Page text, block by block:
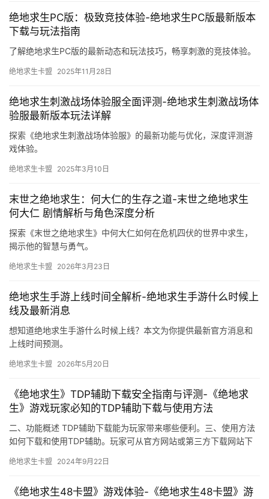
绝地求生PC版：极致竞技体验-绝地求生PC版最新版本
下载与玩法指南
了解绝地求生PC版的最新动态和玩法技巧，畅享刺激的竞技体验。
绝地求生卡盟 2025年11月28日
绝地求生刺激战场体验服全面评测-绝地求生刺激战场体
验服最新版本玩法详解
探索《绝地求生刺激战场体验服》的最新功能与优化，深度评测游
戏体验。
绝地求生卡盟 2025年3月10日
末世之绝地求生：何大仁的生存之道-末世之绝地求生
何大仁 剧情解析与角色深度分析
探索《末世之绝地求生》中何大仁如何在危机四伏的世界中求生，
揭示他的智慧与勇气。
绝地求生卡盟 2026年3月23日
绝地求生手游上线时间全解析-绝地求生手游什么时候上
线及最新消息
想知道绝地求生手游什么时候上线？本文为你提供最新官方消息和
上线时间预测。
绝地求生卡盟 2026年5月20日
《绝地求生》TDP辅助下载安全指南与评测-《绝地求
生》游戏玩家必知的TDP辅助下载与使用方法
二、功能概述 TDP辅助下载能为玩家带来哪些便利。三、使用方法
如何下载和使用TDP辅助。玩家可从官方网站或第三方下载网站下
绝地求生卡盟 2024年9月22日
《绝地求生48卡盟》游戏体验-《绝地求生48卡盟》游